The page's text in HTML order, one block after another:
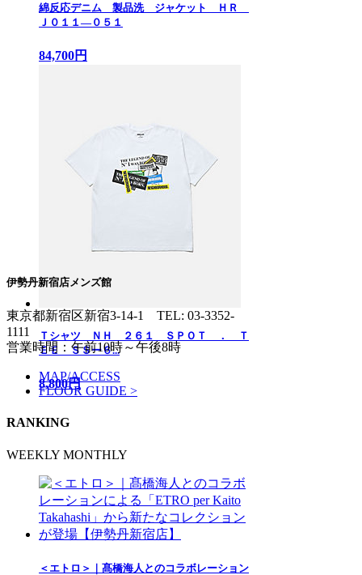
綿反応デニム 製品洗 ジャケット ＨＲ
Ｊ０１１—０５１
84,700円
Ｔシャツ ＮＨ ２６１ ＳＰＯＴ ． Ｔ
ＥＥ ＳＳー６...
8,800円
伊勢丹新宿店メンズ館
東京都新宿区新宿3-14-1 TEL: 03-3352-
1111
営業時間：午前10時～午後8時
MAP/ACCESS
FLOOR GUIDE >
RANKING
WEEKLY MONTHLY
＜エトロ＞｜髙橋海人とのコラボレーション